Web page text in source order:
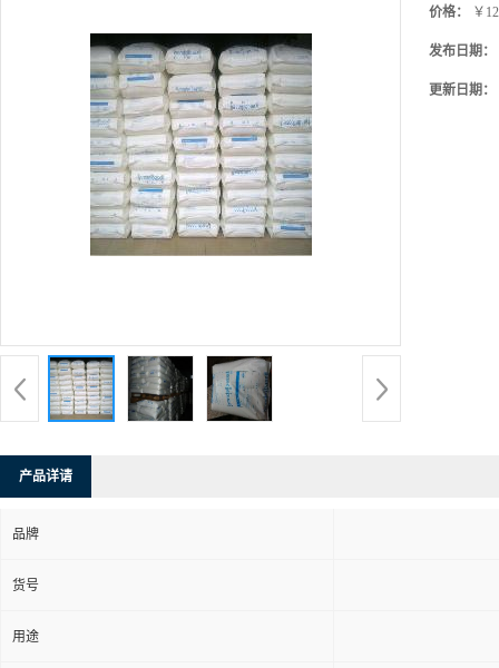
价格： ￥
发布日期：
更新日期：
产品详请
品牌
货号
用途